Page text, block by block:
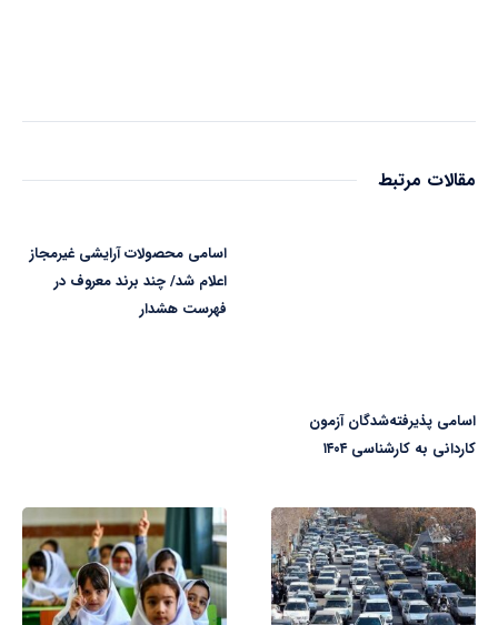
مقالات مرتبط
اسامی پذیرفته‌شدگان آزمون
کاردانی به کارشناسی‌ ۱۴۰۴
اسامی محصولات آرایشی غیرمجاز
اعلام شد/ چند برند معروف در
فهرست هشدار